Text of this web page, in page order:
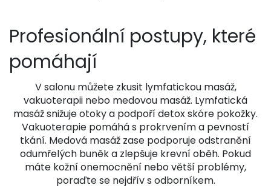
Profesionální postupy, které
pomáhají
V salonu můžete zkusit lymfatickou masáž,
vakuoterapii nebo medovou masáž. Lymfatická
masáž snižuje otoky a podpoří detox skóre pokožky.
Vakuoterapie pomáhá s prokrvením a pevností
tkání. Medová masáž zase podporuje odstranění
odumřelých buněk a zlepšuje krevní oběh. Pokud
máte kožní onemocnění nebo větší problémy,
poraďte se nejdřív s odborníkem.